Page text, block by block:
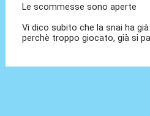
Le scommesse sono aperte
Vi dico subito che la snai ha
perchè troppo giocato, già si